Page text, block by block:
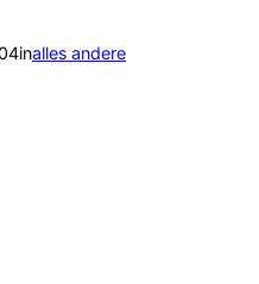
inalles andere